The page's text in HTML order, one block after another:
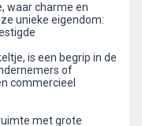
waar charme en
unieke eigendom:
is een begrip in de
of
commercieel
met grote